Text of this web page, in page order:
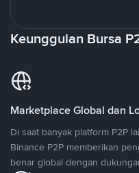
Keunggulan Bursa
Marketplace Global dan
Di saat banyak platform P2P
Binance P2P memberikan
benar global dengan